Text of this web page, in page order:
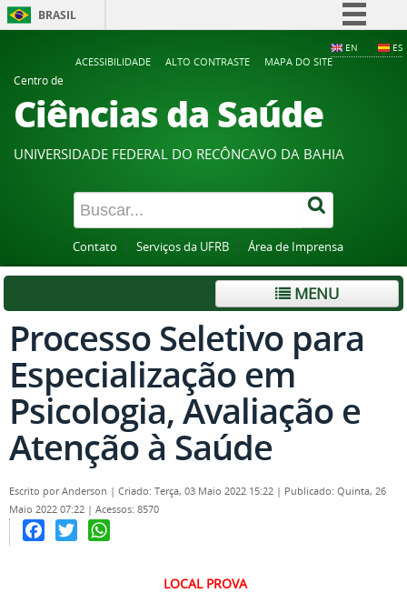
BRASIL
Participe
Acesso à informação
Legislação
Canais
EN ES
ACESSIBILIDADE ALTO CONTRASTE
MAPA DO SITE
Centro de
Ciências da Saúde
UNIVERSIDADE FEDERAL DO RECÔNCAVO DA BAHIA
Contato Serviços da UFRB Área de Imprensa
MENU
Processo Seletivo para
Especialização em
Psicologia, Avaliação e
Atenção à Saúde
Escrito porAnderson | Criado: Terça, 03 Maio 2022 15:22 | Publicado: Quinta, 26
Maio 2022 07:22 | Acessos: 8570
LOCAL PROVA